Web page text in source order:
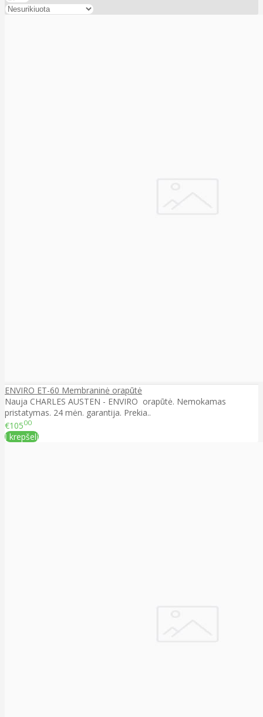
ENVIRO ET-60 Membraninė orapūtė
Nauja CHARLES AUSTEN - ENVIRO orapūtė. Nemokamas
pristatymas. 24 mėn. garantija. Prekia..
€10500
Į krepšelį